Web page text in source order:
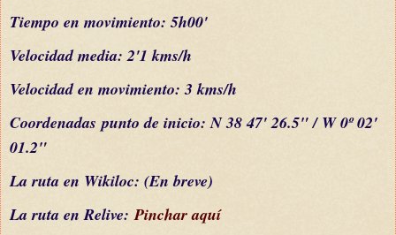
Tiempo en movimiento: 5h00'
Velocidad media: 2'1 kms/h
Velocidad en movimiento: 3 kms/h
Coordenadas punto de inicio: N 38 47' 26.5" / W 0º 02'
01.2"
La ruta en Wikiloc: (En breve)
La ruta en Relive:Pinchar aquí